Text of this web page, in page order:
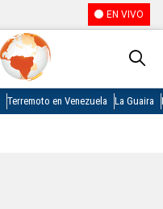
EN VIVO
Terremoto en Venezuela La Guaira